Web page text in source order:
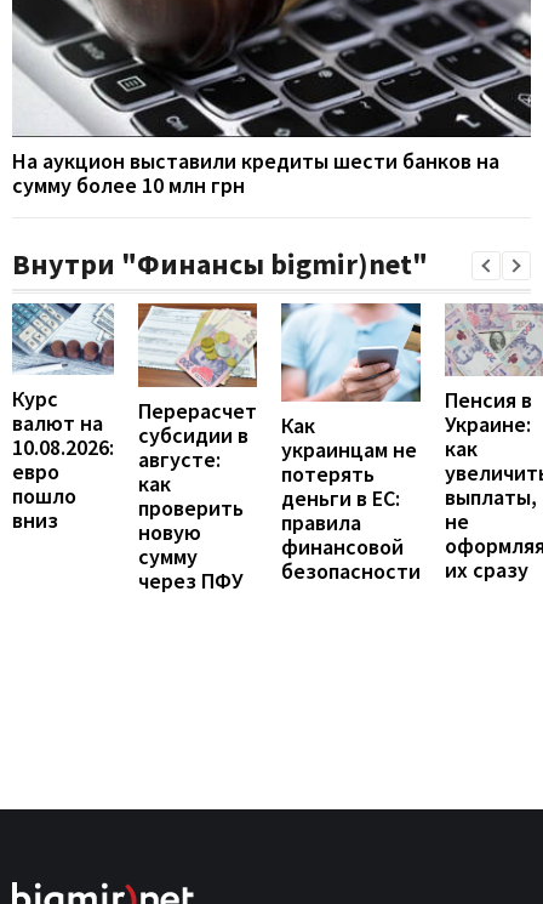
На аукцион выставили кредиты шести банков на
сумму более 10 млн грн
Внутри "Финансы bigmir)net"
Курс
валют на
10.08.2026:
евро
пошло
вниз
Перерасчет
субсидии в
августе:
как
проверить
новую
сумму
через ПФУ
Как
украинцам не
потерять
деньги в ЕС:
правила
финансовой
безопасности
Пенсия в
Украине:
как
выплаты,
не
их сразу